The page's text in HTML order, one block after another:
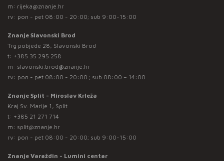
m: rijeka@znanje.hr
rv: pon - pet 08:00 - 20:00; sub 9:00-15:00
Znanje Slavonski Brod
Trg pobjede 28, Slavonski Brod
t: +385 35 295 258
m: slavonski.brod@znanje.hr
rv: pon - pet 08:00 - 20:00 ; sub 08:00 – 14:00
Znanje Split - Miroslav Krleža
Kraj Sv. Marije 1, Split
t: +385 21 271 714
m: split@znanje.hr
rv: pon - pet 08:00 - 20:00; sub 9:00-15:00
Znanje Varaždin - Lumini centar